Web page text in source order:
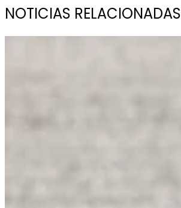
NOTICIAS RELACIONADAS